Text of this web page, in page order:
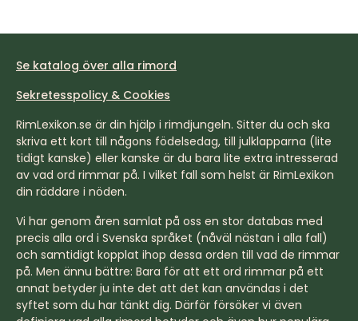
Se katalog över alla rimord
Sekretesspolicy & Cookies
RimLexikon.se är din hjälp i rimdjungeln. Sitter du och ska
skriva ett kort till någons födelsedag, till julklapparna (lite
tidigt kanske) eller kanske är du bara lite extra intresserad
av vad ord rimmar på. I vilket fall som helst är RimLexikon
din räddare i nöden.
Vi har genom åren samlat på oss en stor databas med
precis alla ord i Svenska språket (nåväl nästan i alla fall)
och samtidigt kopplat ihop dessa orden till vad de rimmar
på. Men ännu bättre: Bara för att ett ord rimmar på ett
annat betyder ju inte det att det kan användas i det
syftet som du har tänkt dig. Därför försöker vi även